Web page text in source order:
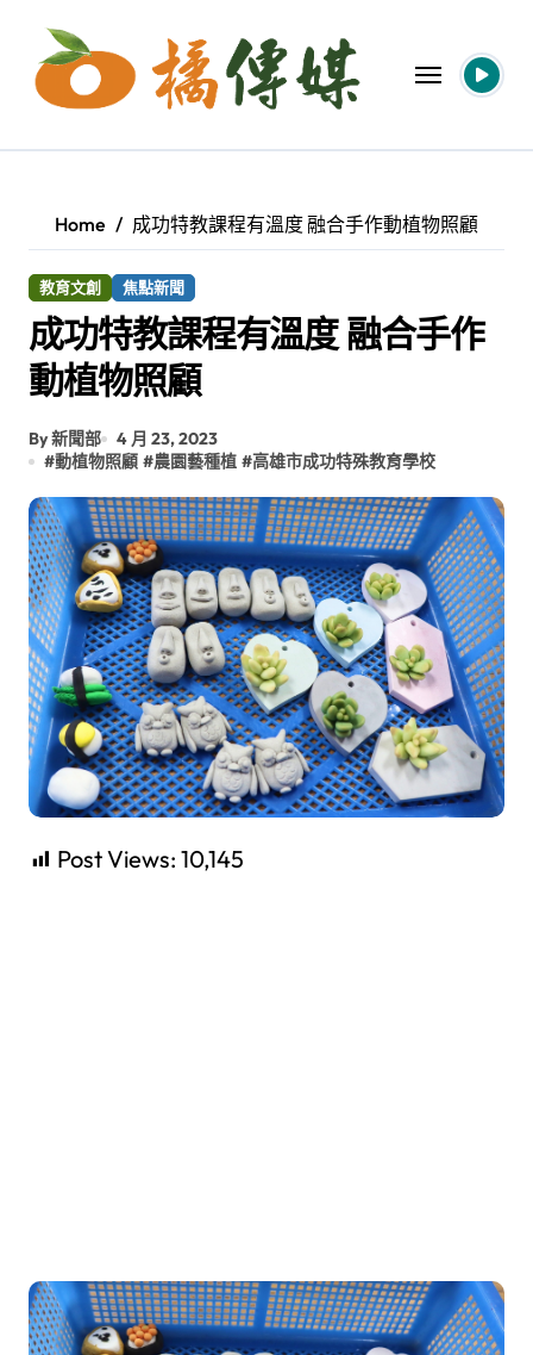
content
Home 成功特教課程有溫度 融合手作動植物照顧
教育文創 焦點新聞
成功特教課程有溫度 融合手作
動植物照顧
By 新聞部
4 月 23, 2023
#動植物照顧 #農園藝種植 #高雄市成功特殊教育學校
Post Views: 10,145